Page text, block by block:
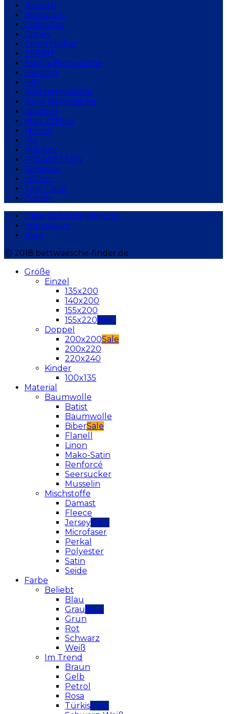
Bassetti
Bierbaum
CelinaTex
Disney
Erwin Müller
ESPRIT
Estella Bettwäsche
Herding
HIP
Ikea Bettwäsche
Joop! Bettwäsche
Kaeppel
Marc O'Polo
Marvel
Pip
Playboy
POLARSTERN
Schiesser
s.Oliver
Tom Tailor
Zucchi
Datenschutzerklärung
Impressum
Blog
Ⓒ 2018 bettwaesche-finder.de
Größe
Einzel
135x200
140x200
155x200
155x220
Doppel
200x200
200x220
220x240
Kinder
100x135
Material
Baumwolle
Batist
Baumwolle
Biber
Flanell
Linon
Mako-Satin
Renforcé
Seersucker
Musselin
Mischstoffe
Damast
Fleece
Jersey
Microfaser
Perkal
Polyester
Satin
Seide
Farbe
Beliebt
Blau
Grau
Grün
Rot
Schwarz
Weiß
Im Trend
Braun
Gelb
Petrol
Rosa
Türkis